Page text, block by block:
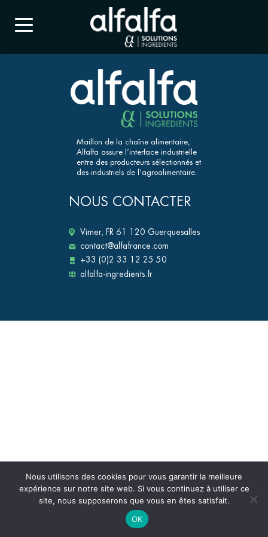
Maillon de la chaîne alimentaire,
Alfalfa assure l’interface industrielle
entre des producteurs sélectionnés et
des industriels de l’agroalimentaire.
NOUS CONTACTER
Vimer, FR 61 120 Guerquesalles
contact@alfafrance.com
+33 (0)2 33 12 25 50
alfalfa-ingredients.fr
Nous utilisons des cookies pour vous garantir la meilleure
expérience sur notre site web. Si vous continuez à utiliser ce
site, nous supposerons que vous en êtes satisfait.
OK